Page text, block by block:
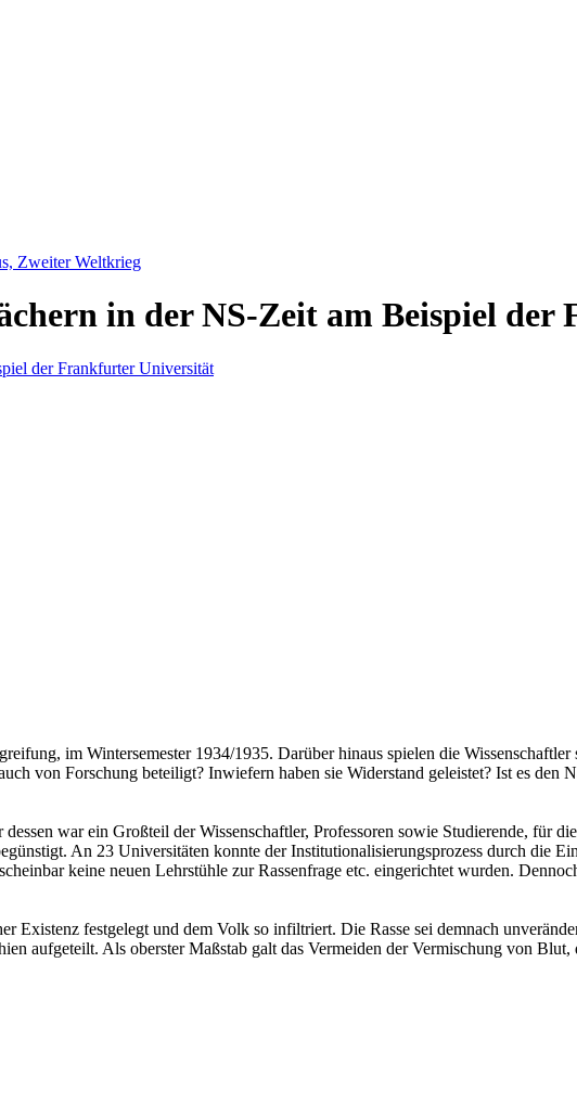
Zweiter Weltkrieg
in der NS-Zeit am Beispiel
im Wintersemester 1934/1935. Darüber hinaus spielen die
von Forschung beteiligt? Inwiefern haben sie Widerstand geleistet? Ist es den
war ein Großteil der Wissenschaftler, Professoren sowie Studierende, für
An 23 Universitäten konnte der Institutionalisierungsprozess durch die
keine neuen Lehrstühle zur Rassenfrage etc. eingerichtet wurden.
Existenz festgelegt und dem Volk so infiltriert. Die Rasse sei demnach
aufgeteilt. Als oberster Maßstab galt das Vermeiden der Vermischung von